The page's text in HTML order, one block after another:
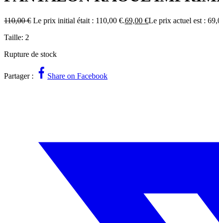
110,00€ Le prix initial était : 110,00 €.69,00 €Le prix actuel est :
Taille: 2
Rupture de stock
Partager : Share on Facebook